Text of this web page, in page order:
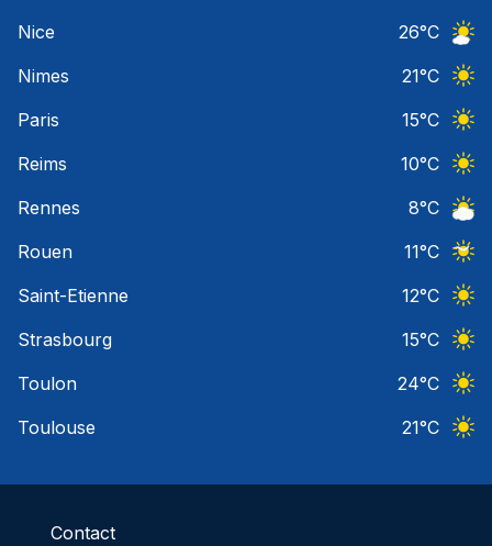
Nice
26°C
Nimes
21°C
Paris
15°C
Reims
10°C
Rennes
8°C
Rouen
11°C
Saint-Etienne
12°C
Strasbourg
15°C
Toulon
24°C
Toulouse
21°C
Contact